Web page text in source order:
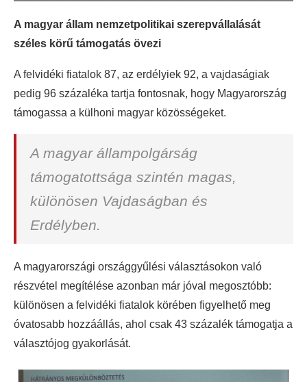
A magyar állam nemzetpolitikai szerepvállalását
széles körű támogatás övezi
A felvidéki fiatalok 87, az erdélyiek 92, a vajdaságiak
pedig 96 százaléka tartja fontosnak, hogy Magyarország
támogassa a külhoni magyar közösségeket.
A magyar állampolgárság
támogatottsága szintén magas,
különösen Vajdaságban és
Erdélyben.
A magyarországi országgyűlési választásokon való
részvétel megítélése azonban már jóval megosztóbb:
különösen a felvidéki fiatalok körében figyelhető meg
óvatosabb hozzáállás, ahol csak 43 százalék támogatja a
választójog gyakorlását.